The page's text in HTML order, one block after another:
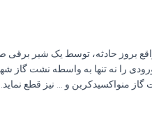
بروز حادثه، توسط یک شیر
را نه تنها به واسطه نشت گاز
منواکسیدکربن و … نیز قطع نماید.